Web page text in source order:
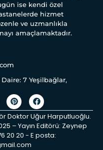
ise kendi özel
hizmet
ve uzmanlıkla
amaçlamaktadır.
7 Yeşilbağlar,
Doktor Uğur Harputluoğlu.
– Yayın Editörü: Zeynep
20 20 ‬- E posta: